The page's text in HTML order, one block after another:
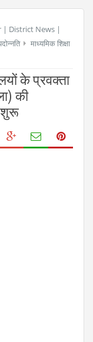
| District News |
माध्यमिक शिक्षा
के प्रवक्ता
की
शुरू